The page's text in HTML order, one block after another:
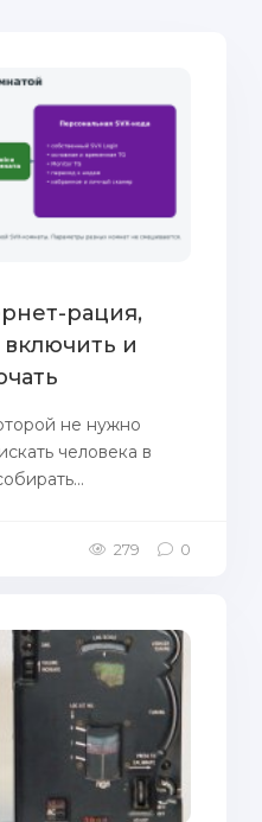
рация,
и
не нужно
человека в
279 0